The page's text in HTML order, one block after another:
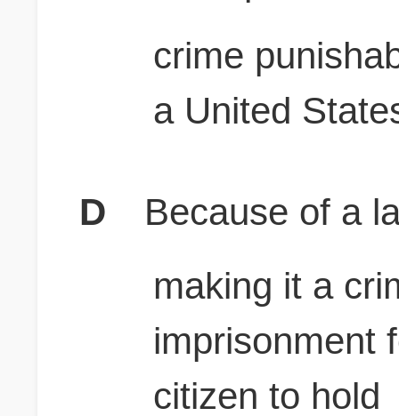
crime
a United
D
Because of a
making it a
imprisonment
citizen to hold